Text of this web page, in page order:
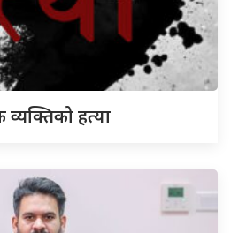
व्यक्तिको हत्या